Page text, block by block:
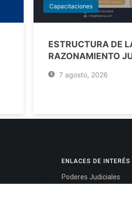
Capacitaciones
ESTRUCTURA DE
RAZONAMIENTO
7 agosto, 2026
ENLACES DE INTERÉS
Poderes Judiciales